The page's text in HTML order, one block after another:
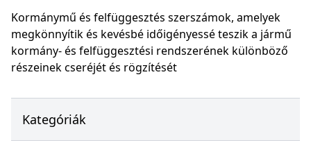
Kormánymű és felfüggesztés szerszámok, amelyek
megkönnyítik és kevésbé időigényessé teszik a jármű
kormány- és felfüggesztési rendszerének különböző
részeinek cseréjét és rögzítését
Kategóriák